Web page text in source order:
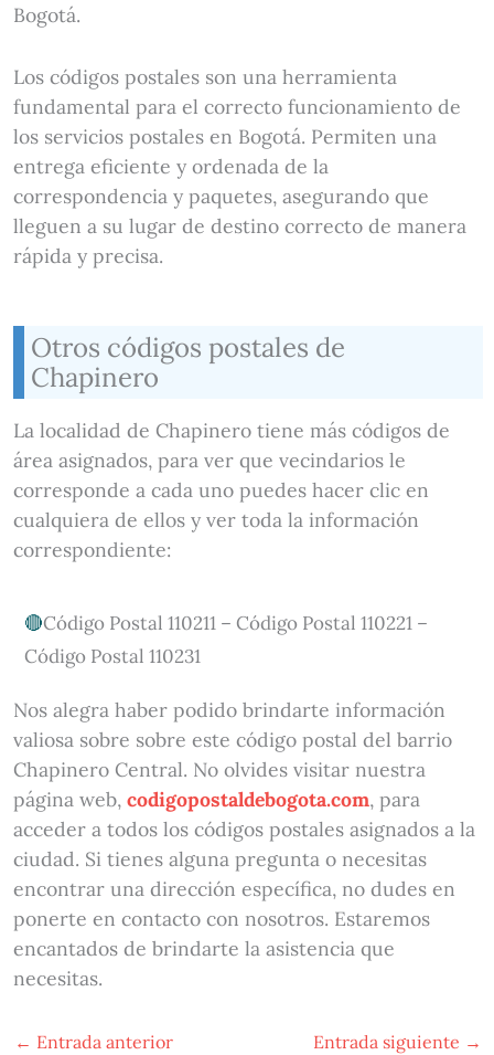
Bogotá.
Los códigos postales son una herramienta
fundamental para el correcto funcionamiento de
los servicios postales en Bogotá. Permiten una
entrega eficiente y ordenada de la
correspondencia y paquetes, asegurando que
lleguen a su lugar de destino correcto de manera
rápida y precisa.
Otros códigos postales de
Chapinero
La localidad de Chapinero tiene más códigos de
área asignados, para ver que vecindarios le
corresponde a cada uno puedes hacer clic en
cualquiera de ellos y ver toda la información
correspondiente:
Código Postal 110211 – Código Postal 110221 –
Código Postal 110231
Nos alegra haber podido brindarte información
valiosa sobre sobre este código postal del barrio
Chapinero Central. No olvides visitar nuestra
página web, codigopostaldebogota.com, para
acceder a todos los códigos postales asignados a la
ciudad. Si tienes alguna pregunta o necesitas
encontrar una dirección específica, no dudes en
ponerte en contacto con nosotros. Estaremos
encantados de brindarte la asistencia que
necesitas.
← Entrada anterior Entrada siguiente →